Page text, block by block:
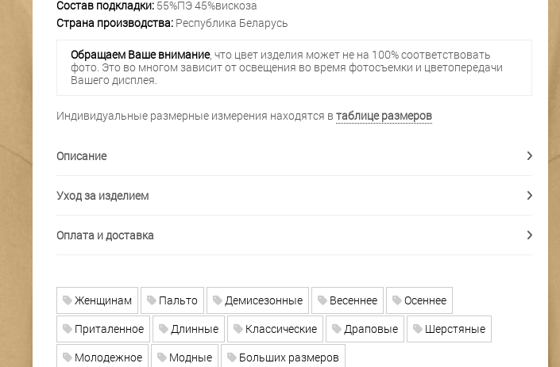
Состав подкладки:55%ПЭ 45%вискоза
Страна производства:Республика Беларусь
Обращаем Ваше внимание, что цвет изделия может не на 100% соответствовать
фото. Это во многом зависит от освещения во время фотосъемки и цветопередачи
Вашего дисплея.
Индивидуальные размерные измерения находятся в таблице размеров
Описание
Уход за изделием
Оплата и доставка
Женщинам Пальто Демисезонные Весеннее
Осеннее
Приталенное
Длинные Классические Драповые
Шерстяные
Молодежное
Модные Больших размеров